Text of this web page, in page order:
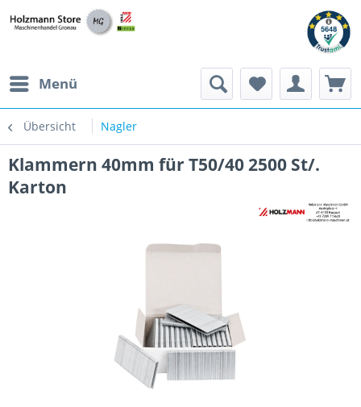
Menü
Übersicht Nagler
Klammern 40mm für T50/40 2500 St/.
Karton